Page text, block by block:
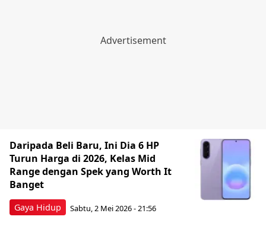
Gaya Hidup
Daripada Beli Baru, Ini Dia 6 HP
Turun Harga di 2026, Kelas Mid
Range dengan Spek yang Worth It
Banget
Sabtu, 2 Mei 2026 - 21:56